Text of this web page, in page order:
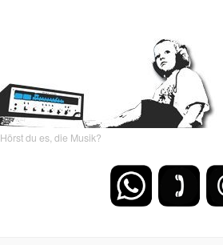
Hörst du es, die Musik?